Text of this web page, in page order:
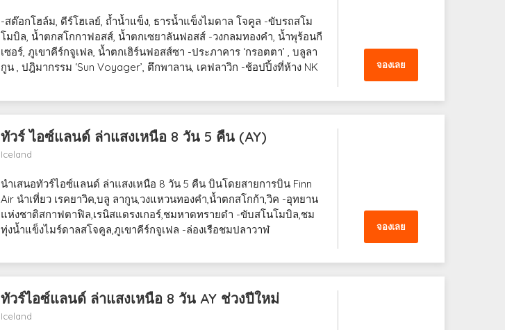
-สต๊อกโฮล์ม, ดีร์โฮเลย์, ถ้ำน้ำแข็ง, ธารน้ำแข็งไมดาล โจคูล -ขับรถสโม
โมบิล, น้ำตกสโกกาฟอสส์, น้ำตกเซยาลันฟอสส์ -วงกลมทองคำ, น้ำพุร้อนกี
เซอร์, ภูเขาคีร์กจูเฟล, น้ำตกเฮิร์นฟอสส์ซา -ประภาคาร ‘กรอตตา’ , บลูลา
กูน , ปฎิมากรรม ‘Sun Voyager’, ตึกพาลาน, เคฟลาวิก -ช้อปปิ้งที่ห้าง NK
จองเลย
ทัวร์ ไอซ์แลนด์ ล่าแสงเหนือ 8 วัน 5 คืน (AY)
Iceland
นำเสนอทัวร์ไอซ์แลนด์ ล่าแสงเหนือ 8 วัน 5 คืน บินโดยสายการบิน Finn
Air นำเที่ยว เรคยาวิค,บลู ลากูน,วงแหวนทองคำ,น้ำตกสโกก้า,วิค -อุทยาน
แห่งชาติสกาฟตาฟิล,เรนิสแดรงเกอร์,ชมหาดทรายดำ -ขับสโนโมบิล,ชม
ทุ่งน้ำแข็งไมร์ดาลสโจคูล,ภูเขาคีร์กจูเฟล -ล่องเรือชมปลาวาฬ
จองเลย
ทัวร์ไอซ์แลนด์ ล่าแสงเหนือ 8 วัน AY ช่วงปีใหม่
Iceland